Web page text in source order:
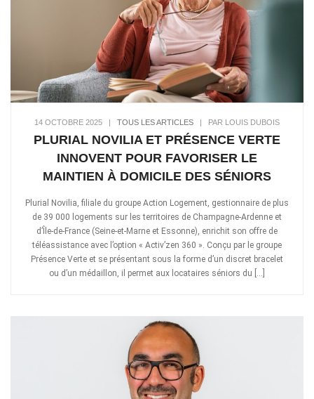
14 OCTOBRE 2025 | TOUS LES ARTICLES | PAR LOUIS DUBOIS
PLURIAL NOVILIA ET PRÉSENCE VERTE
INNOVENT POUR FAVORISER LE
MAINTIEN À DOMICILE DES SÉNIORS
Plurial Novilia, filiale du groupe Action Logement, gestionnaire de plus
de 39 000 logements sur les territoires de Champagne-Ardenne et
d’Île-de-France (Seine-et-Marne et Essonne), enrichit son offre de
téléassistance avec l’option « Activ’zen 360 ». Conçu par le groupe
Présence Verte et se présentant sous la forme d’un discret bracelet
ou d’un médaillon, il permet aux locataires séniors du […]